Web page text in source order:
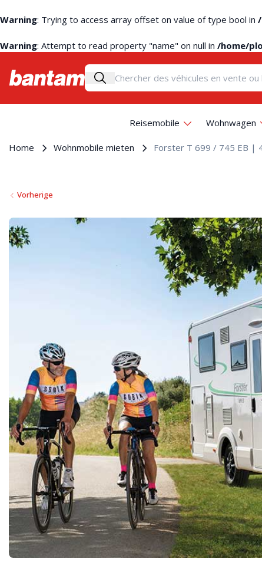
Warning: Trying to access array offset on value of type bool in
Warning: Attempt to read property "name" on null in /home/
Reisemobile Wohnwagen
Home Wohnmobile mieten Forster T 699 / 745 EB |
Vorherige